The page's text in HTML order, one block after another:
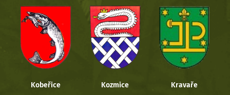
Kobeřice Kozmice Kravaře